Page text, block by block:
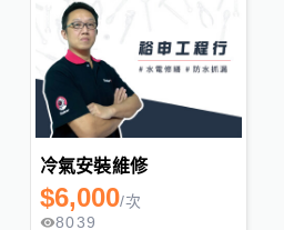
冷氣安裝維修
$6,000/次
8039